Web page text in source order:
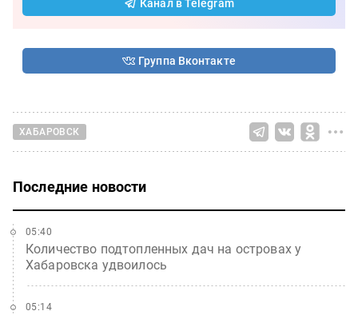
Канал в Telegram
Группа Вконтакте
ХАБАРОВСК
Последние новости
Количество подтопленных дач на островах у
Хабаровска удвоилось
05:40
05:14